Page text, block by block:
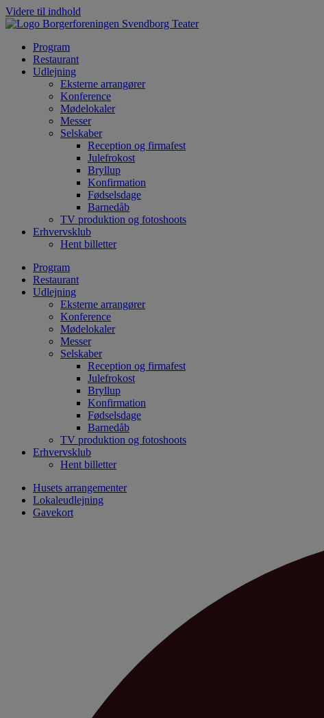
Videre til indhold
Program
Restaurant
Udlejning
Eksterne arrangører
Konference
Mødelokaler
Messer
Selskaber
Reception og firmafest
Julefrokost
Bryllup
Konfirmation
Fødselsdage
Barnedåb
TV produktion og fotoshoots
Erhvervsklub
Hent billetter
Program
Restaurant
Udlejning
Eksterne arrangører
Konference
Mødelokaler
Messer
Selskaber
Reception og firmafest
Julefrokost
Bryllup
Konfirmation
Fødselsdage
Barnedåb
TV produktion og fotoshoots
Erhvervsklub
Hent billetter
Husets arrangementer
Lokaleudlejning
Gavekort